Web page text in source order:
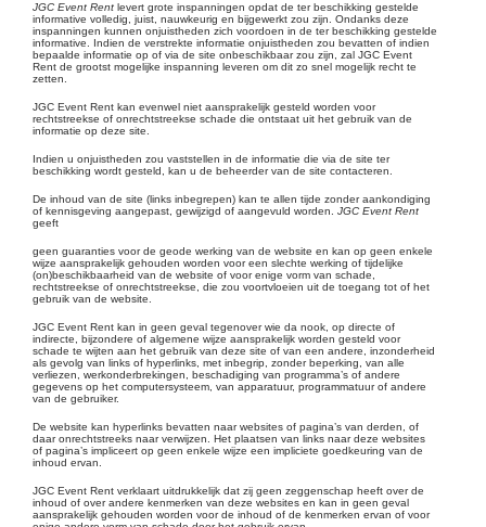
JGC Event Rent levert grote inspanningen opdat de ter beschikking gestelde
informative volledig, juist, nauwkeurig en bijgewerkt zou zijn. Ondanks deze
inspanningen kunnen onjuistheden zich voordoen in de ter beschikking gestelde
informative. Indien de verstrekte informatie onjuistheden zou bevatten of indien
bepaalde informatie op of via de site onbeschikbaar zou zijn, zal JGC Event
Rent de grootst mogelijke inspanning leveren om dit zo snel mogelijk recht te
zetten.
JGC Event Rent kan evenwel niet aansprakelijk gesteld worden voor
rechtstreekse of onrechtstreekse schade die ontstaat uit het gebruik van de
informatie op deze site.
Indien u onjuistheden zou vaststellen in de informatie die via de site ter
beschikking wordt gesteld, kan u de beheerder van de site contacteren.
De inhoud van de site (links inbegrepen) kan te allen tijde zonder aankondiging
of kennisgeving aangepast, gewijzigd of aangevuld worden. JGC Event Rent
geeft
geen guaranties voor de geode werking van de website en kan op geen enkele
wijze aansprakelijk gehouden worden voor een slechte werking of tijdelijke
(on)beschikbaarheid van de website of voor enige vorm van schade,
rechtstreekse of onrechtstreekse, die zou voortvloeien uit de toegang tot of het
gebruik van de website.
JGC Event Rent kan in geen geval tegenover wie da nook, op directe of
indirecte, bijzondere of algemene wijze aansprakelijk worden gesteld voor
schade te wijten aan het gebruik van deze site of van een andere, inzonderheid
als gevolg van links of hyperlinks, met inbegrip, zonder beperking, van alle
verliezen, werkonderbrekingen, beschadiging van programma’s of andere
gegevens op het computersysteem, van apparatuur, programmatuur of andere
van de gebruiker.
De website kan hyperlinks bevatten naar websites of pagina’s van derden, of
daar onrechtstreeks naar verwijzen. Het plaatsen van links naar deze websites
of pagina’s impliceert op geen enkele wijze een impliciete goedkeuring van de
inhoud ervan.
JGC Event Rent verklaart uitdrukkelijk dat zij geen zeggenschap heeft over de
inhoud of over andere kenmerken van deze websites en kan in geen geval
aansprakelijk gehouden worden voor de inhoud of de kenmerken ervan of voor